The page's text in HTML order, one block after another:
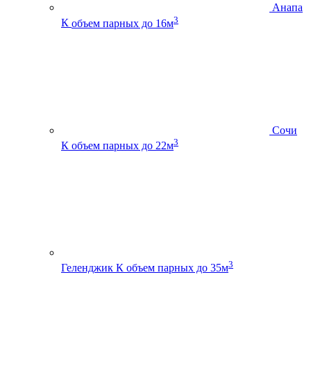
Анапа
К объем парных до 16м3
Сочи
К объем парных до 22м3
Геленджик К объем парных до 35м3